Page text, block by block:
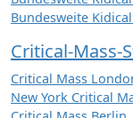
Bundesweite
Critical-Mass-
Critical Mass
New York Critical